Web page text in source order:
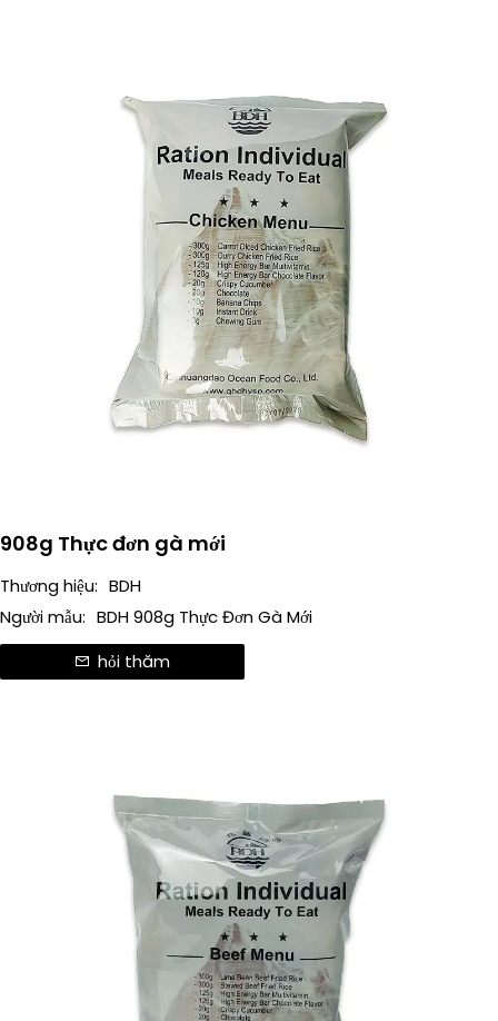
908g Thực đơn gà mới
Thương hiệu: BDH
Người mẫu: BDH 908g Thực Đơn Gà Mới
hỏi thăm